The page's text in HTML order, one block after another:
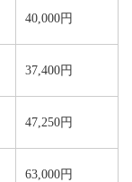
40,000円
37,400円
47,250円
63,000円